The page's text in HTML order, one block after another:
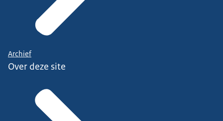
Archief
Over deze site